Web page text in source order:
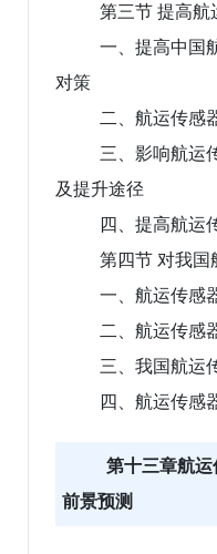
第三节 提高航
一、提高中国
对策
二、航运传感
三、影响航运
及提升途径
四、提高航运
第四节 对我国
一、航运传感
二、航运传感
三、我国航运
四、航运传感
第十三章航
前景预测